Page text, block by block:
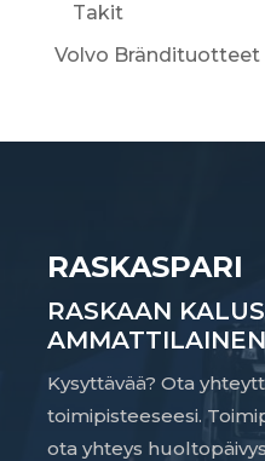
Takit
Volvo Brändituotteet
RASKASPARI
RASKAAN
AMMATTILAINEN
Kysyttävää? Ota
toimipisteeseesi.
ota yhteys